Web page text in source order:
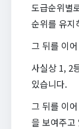
도급순위별
순위를 유지
그 뒤를 이어
사실상 1, 2
있습니다.
그 뒤를 이어
을 보여주고